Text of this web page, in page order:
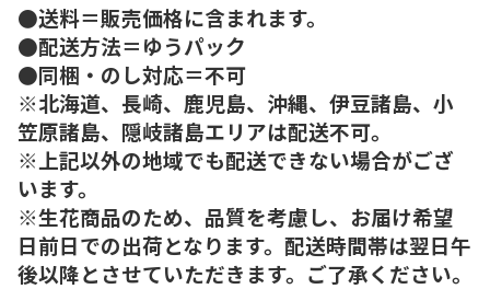
●送料＝販売価格に含まれます。
●配送方法＝ゆうパック
●同梱・のし対応＝不可
※北海道、長崎、鹿児島、沖縄、伊豆諸島、小
笠原諸島、隠岐諸島エリアは配送不可。
※上記以外の地域でも配送できない場合がござ
います。
※生花商品のため、品質を考慮し、お届け希望
日前日での出荷となります。配送時間帯は翌日午
後以降とさせていただきます。ご了承ください。